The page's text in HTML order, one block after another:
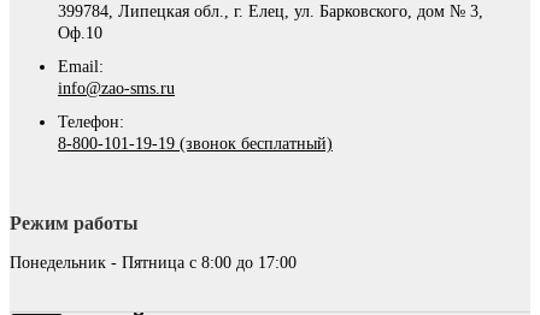
399784, Липецкая обл., г. Елец, ул. Барковского, дом № 3,
Оф.10
Email:
info@zao-sms.ru
Телефон:
8-800-101-19-19 (звонок бесплатный)
Режим работы
Понедельник - Пятница с 8:00 до 17:00